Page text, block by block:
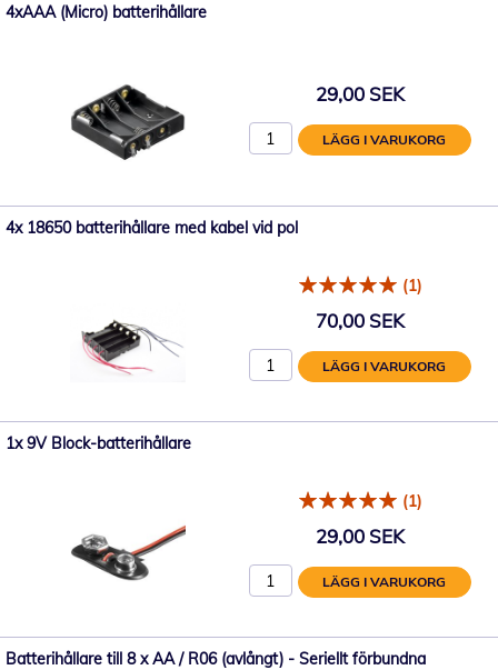
4xAAA (Micro) batterihållare
29,00 SEK
LÄGG I VARUKORG
4x 18650 batterihållare med kabel vid pol
(1)
70,00 SEK
LÄGG I VARUKORG
1x 9V Block-batterihållare
(1)
29,00 SEK
LÄGG I VARUKORG
Batterihållare till 8 x AA / R06 (avlångt) - Seriellt förbundna